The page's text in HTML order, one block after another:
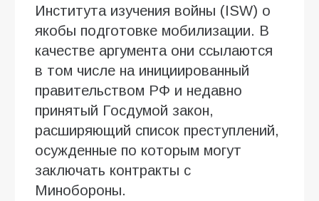
Института изучения войны (ISW) о
якобы подготовке мобилизации. В
качестве аргумента они ссылаются
в том числе на инициированный
правительством РФ и недавно
принятый Госдумой закон,
расширяющий список преступлений,
осужденные по которым могут
заключать контракты с
Минобороны.